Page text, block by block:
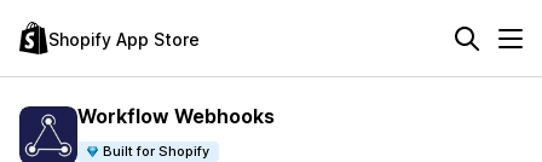
Shopify App Store
Workflow Webhooks
Built for Shopify